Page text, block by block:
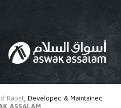
Rabat , Developed & Maintained
ASSALAM